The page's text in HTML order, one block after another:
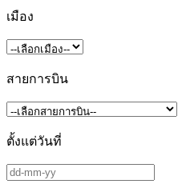
เมือง
สายการบิน
ตั้งแต่วันที่